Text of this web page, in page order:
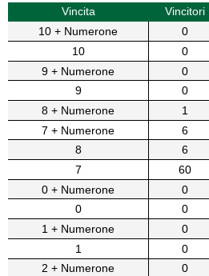
Vincita Vincitori
10 + Numerone
0
10
0
9 + Numerone
0
9
0
8 + Numerone
1
7 + Numerone
6
8
6
7
60
0 + Numerone
0
0
0
1 + Numerone
0
1
0
2 + Numerone
0